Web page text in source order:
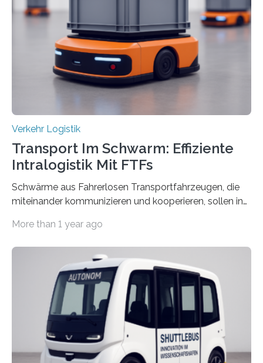
bewirken, haben Forscher*innen der Frankfurt University
of Applied Sciences (Frankfurt UAS) untersucht und
ziehen insgesamt eine positive Bilanz. Gemeinsam mit
Vertreter*innen der Stadt Frankfurt stellten sie am 15.
Mai 2025…
Verkehr Logistik
Transport Im Schwarm: Effiziente
Intralogistik Mit FTFs
Schwärme aus Fahrerlosen Transportfahrzeugen, die
miteinander kommunizieren und kooperieren, sollen in
An dieser innovativen Idee arbeiten Forschende aus
das Fraunhofer Institut für Integrierte Schaltungen IIS
die kommunikationstechnische Umsetzung erforscht,
untersucht das IPH – Institut für Integrierte Produktion
Hannover gGmbH anhand von
Materialflusssimulationen, ob die dezentrale Steuerung
effizienter ist als die zentrale Steuerung. Dafür sucht
das IPH noch Unternehmen, die Interesse daran haben,
am realen Beispiel ihrer Fabrik…
More than 1 year ago